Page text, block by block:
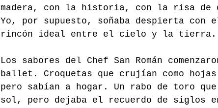
madera, con la historia, con la risa de
Yo, por supuesto, soñaba despierta con
rincón ideal entre el cielo y la tierra.
Los sabores del Chef San Román
ballet. Croquetas que crujían como
pero sabían a hogar. Un rabo de toro
sol, pero dejaba el recuerdo de siglos